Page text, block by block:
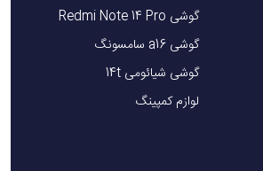
گوشی Redmi Note 14 Pro
گوشی a16 سامسونگ
گوشی شیائومی 14t
لوازم کمپینگ